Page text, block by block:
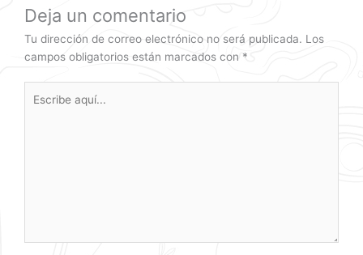
Deja un comentario
Tu dirección de correo electrónico no será publicada. Los
campos obligatorios están marcados con *
aquí...